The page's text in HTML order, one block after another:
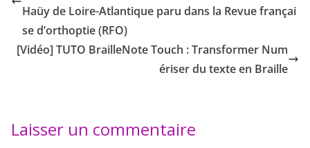
Haüy de Loire-Atlantique paru dans la Revue françai
se d’orthoptie (RFO)
[Vidéo] TUTO BrailleNote Touch : Transformer Num
ériser du texte en Braille
Laisser un commentaire